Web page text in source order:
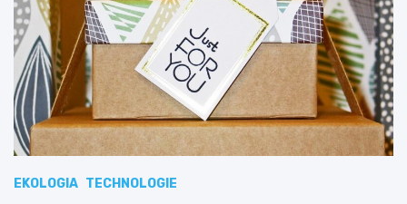
EKOLOGIA TECHNOLOGIE